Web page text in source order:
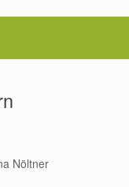
Nöltner